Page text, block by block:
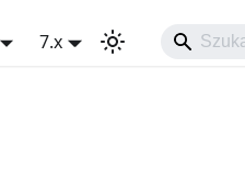
7.x